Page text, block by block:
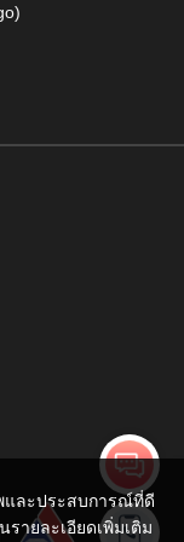
และประสบการณ์ที่ดี
ายละเอียดเพิ่มเติม